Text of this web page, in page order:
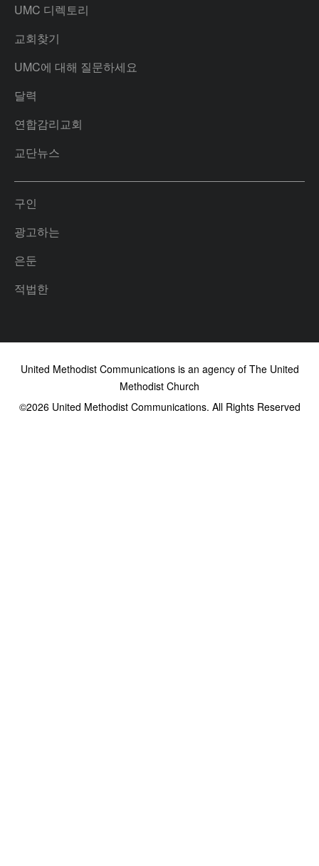
UMC 디렉토리
교회찾기
UMC에 대해 질문하세요
달력
연합감리교회
교단뉴스
구인
광고하는
은둔
적법한
United Methodist Communications is an agency of The United
Methodist Church
©2026United Methodist Communications. All Rights Reserved